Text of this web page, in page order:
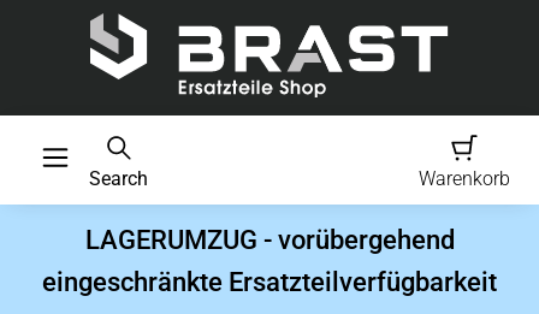
Search Warenkorb
LAGERUMZUG - vorübergehend
eingeschränkte Ersatzteilverfügbarkeit